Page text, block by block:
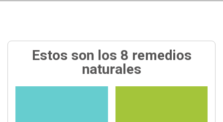
Estos son los 8 remedios
naturales